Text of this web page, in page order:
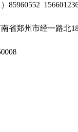
郑州市经一路北18